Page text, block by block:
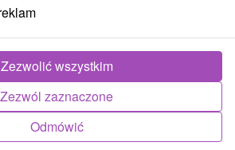
Odmówić
Zezwól zaznaczone
Zezwolić wszystkim